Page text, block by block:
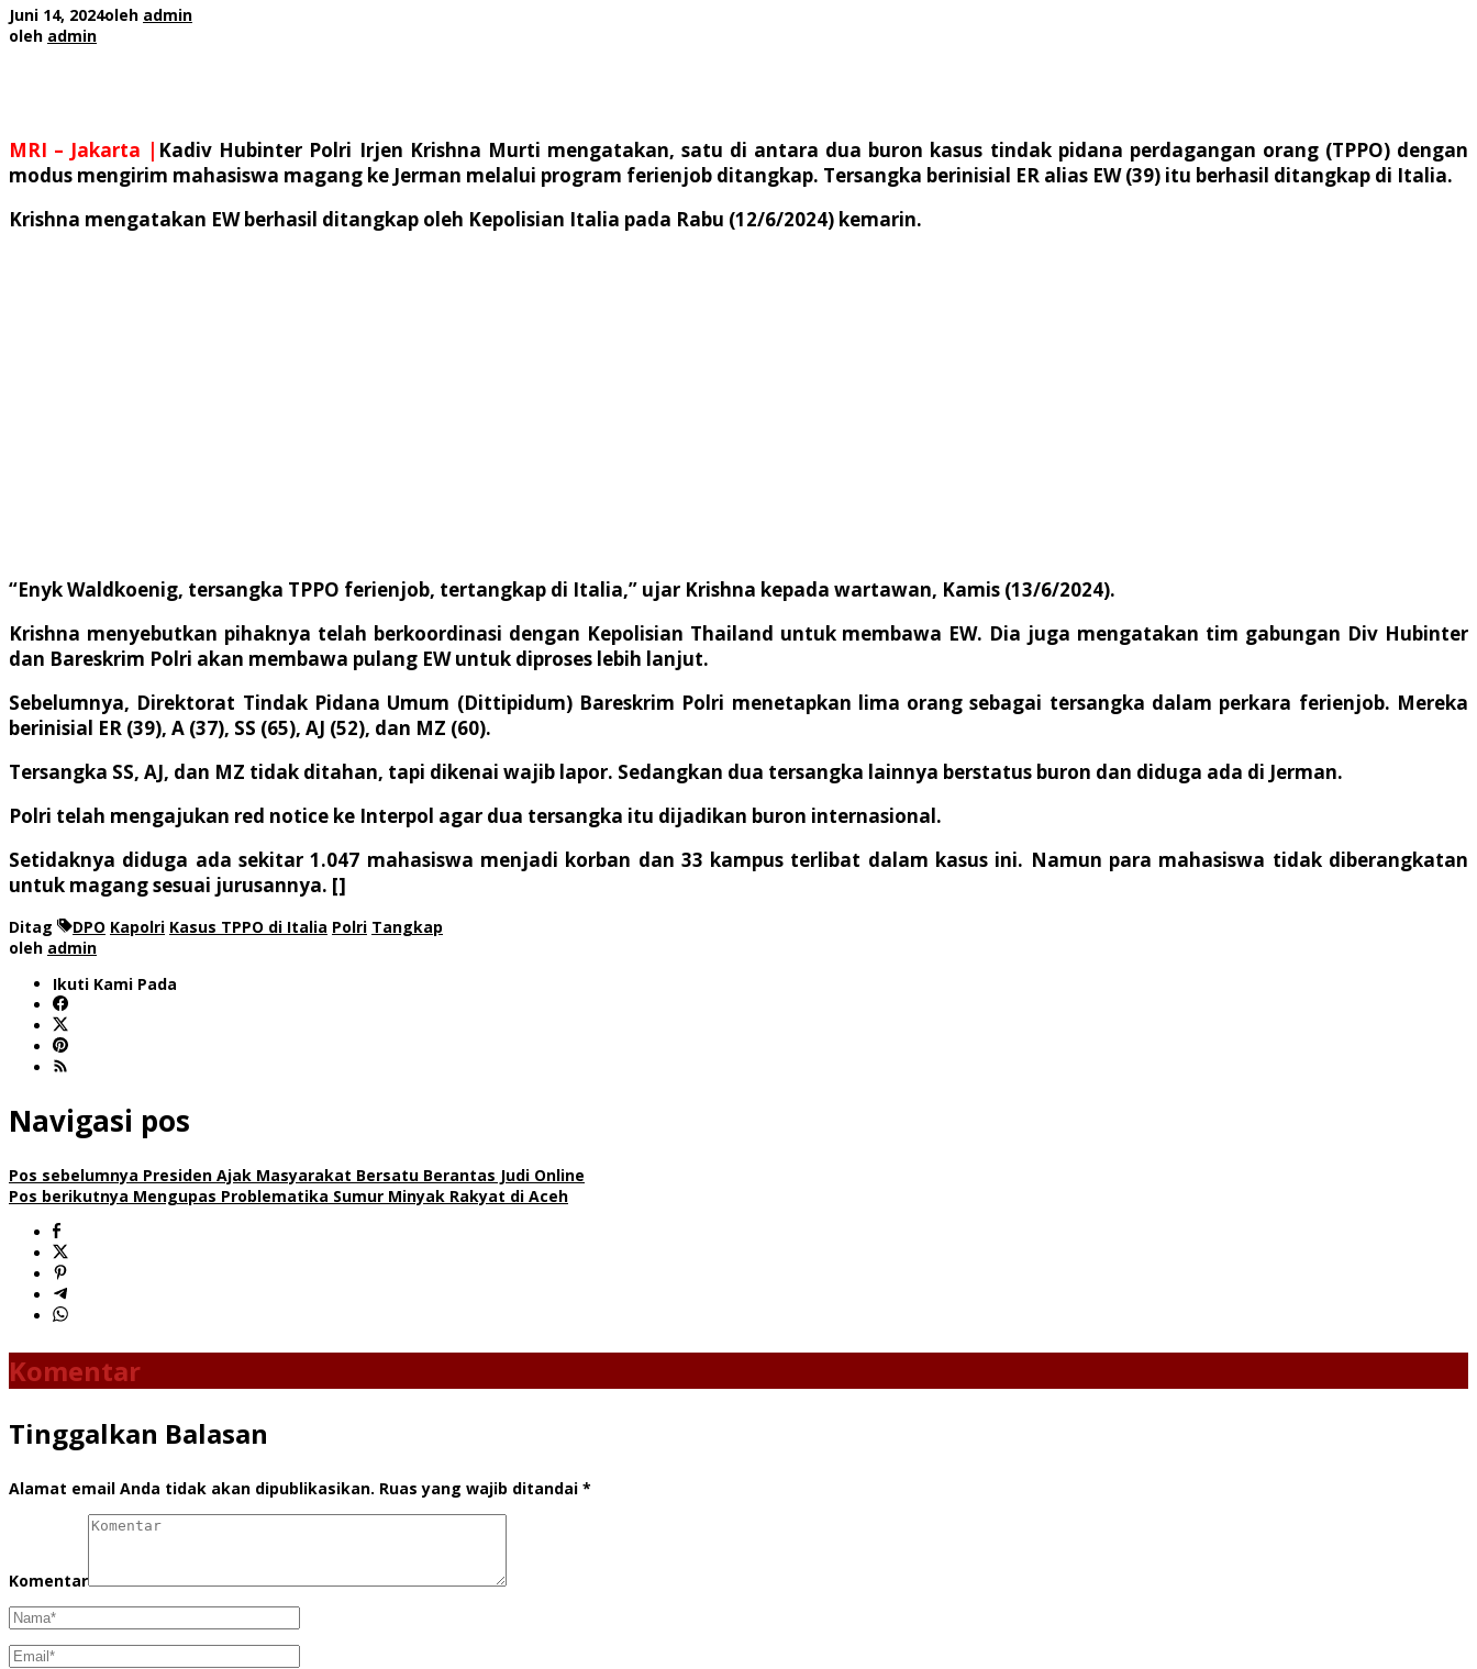
Juni 14, 2024oleh admin
oleh admin
MRI – Jakarta | Kadiv Hubinter Polri Irjen Krishna Murti mengatakan, satu di antara dua buron kasus tindak pidana perdagangan orang (TPPO) dengan
modus mengirim mahasiswa magang ke Jerman melalui program ferienjob ditangkap. Tersangka berinisial ER alias EW (39) itu berhasil ditangkap di Italia.
Krishna mengatakan EW berhasil ditangkap oleh Kepolisian Italia pada Rabu (12/6/2024) kemarin.
“Enyk Waldkoenig, tersangka TPPO ferienjob, tertangkap di Italia,” ujar Krishna kepada wartawan, Kamis (13/6/2024).
Krishna menyebutkan pihaknya telah berkoordinasi dengan Kepolisian Thailand untuk membawa EW. Dia juga mengatakan tim gabungan Div Hubinter
dan Bareskrim Polri akan membawa pulang EW untuk diproses lebih lanjut.
Sebelumnya, Direktorat Tindak Pidana Umum (Dittipidum) Bareskrim Polri menetapkan lima orang sebagai tersangka dalam perkara ferienjob. Mereka
berinisial ER (39), A (37), SS (65), AJ (52), dan MZ (60).
Tersangka SS, AJ, dan MZ tidak ditahan, tapi dikenai wajib lapor. Sedangkan dua tersangka lainnya berstatus buron dan diduga ada di Jerman.
Polri telah mengajukan red notice ke Interpol agar dua tersangka itu dijadikan buron internasional.
Setidaknya diduga ada sekitar 1.047 mahasiswa menjadi korban dan 33 kampus terlibat dalam kasus ini. Namun para mahasiswa tidak diberangkatan
untuk magang sesuai jurusannya. []
Ditag DPO Kapolri Kasus TPPO di Italia Polri Tangkap
oleh admin
Ikuti Kami Pada
Navigasi pos
Pos sebelumnya Presiden Ajak Masyarakat Bersatu Berantas Judi Online
Pos berikutnya Mengupas Problematika Sumur Minyak Rakyat di Aceh
Komentar
Tinggalkan Balasan
Alamat email Anda tidak akan dipublikasikan. Ruas yang wajib ditandai *
Komentar